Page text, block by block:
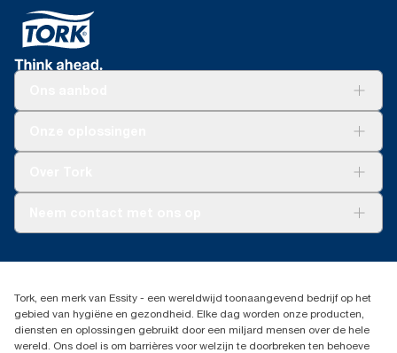
Productklacht
Dispenserklacht
030 - 698 46 66
Essity Netherlands B.V.
Arnhemse Bovenweg 120
3708 AH ZEIST
Tork, een merk van Essity - een wereldwijd toonaangevend bedrijf op het
gebied van hygiëne en gezondheid. Elke dag worden onze producten,
diensten en oplossingen gebruikt door een miljard mensen over de hele
wereld. Ons doel is om barrières voor welzijn te doorbreken ten behoeve